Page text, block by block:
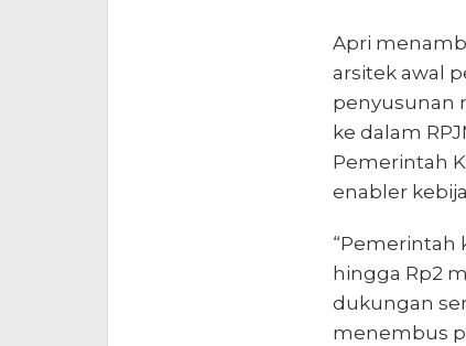
Apri
arsitek awal
penyusunan
ke dalam
Pemerintah
enabler
“Pemerintah
hingga Rp2
dukungan
menembus